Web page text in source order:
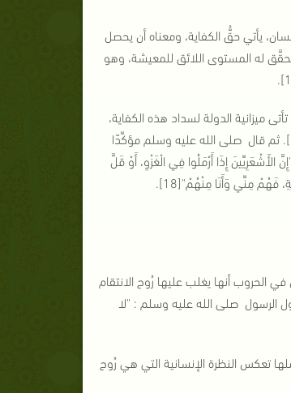
يأتي حقُّ الكفاية، ومعناه أن يحصل
له المستوى اللائق للمعيشة، وهو
ميزانية الدولة لسداد هذه الكفاية،
وقد عبَّر الرسول صلى الله عليه وسلم عن ذلك بقوله: "... مَنْ تَرَكَ دَيْنًا أَوْ ضَيَاعًا[14]فَإِلَيَّ وَعَلَيَّ"[15]. ثم قال صلى الله عليه وسلم مؤكِّدًا
جَائِعٌ إِلَى جَنْبِهِ وَهُوَ يَعْلَمُ بِهِ"[17]. وقال مادحًا: "إِنَّ الأَشْعَرِيِّينَ إِذَا أَرْمَلُوا فِي الْغَزْوِ، أَوْ قَلَّ
مِنِّي وَأَنَا مِنْهُمْ"[18].
الحروب أنها يغلب عليها رُوح الانتقام
الرسول صلى الله عليه وسلم : "لا
النظرة الإنسانية التي هي رُوح